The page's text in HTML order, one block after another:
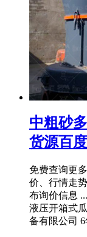
中粗砂
货源百
免费查询更
价、行情走
布询价信息
液压开箱式
备有限公司 6